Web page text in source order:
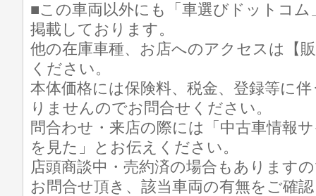
■この車両以外にも「車選びドットコ
掲載しております。
他の在庫車種、お店へのアクセスは【
ください。
本体価格には保険料、税金、登録等に
りませんのでお問合せください。
問合わせ・来店の際には「中古車情報
を見た」とお伝えください。
店頭商談中・売約済の場合もあります
お問合せ頂き、該当車両の有無をご確